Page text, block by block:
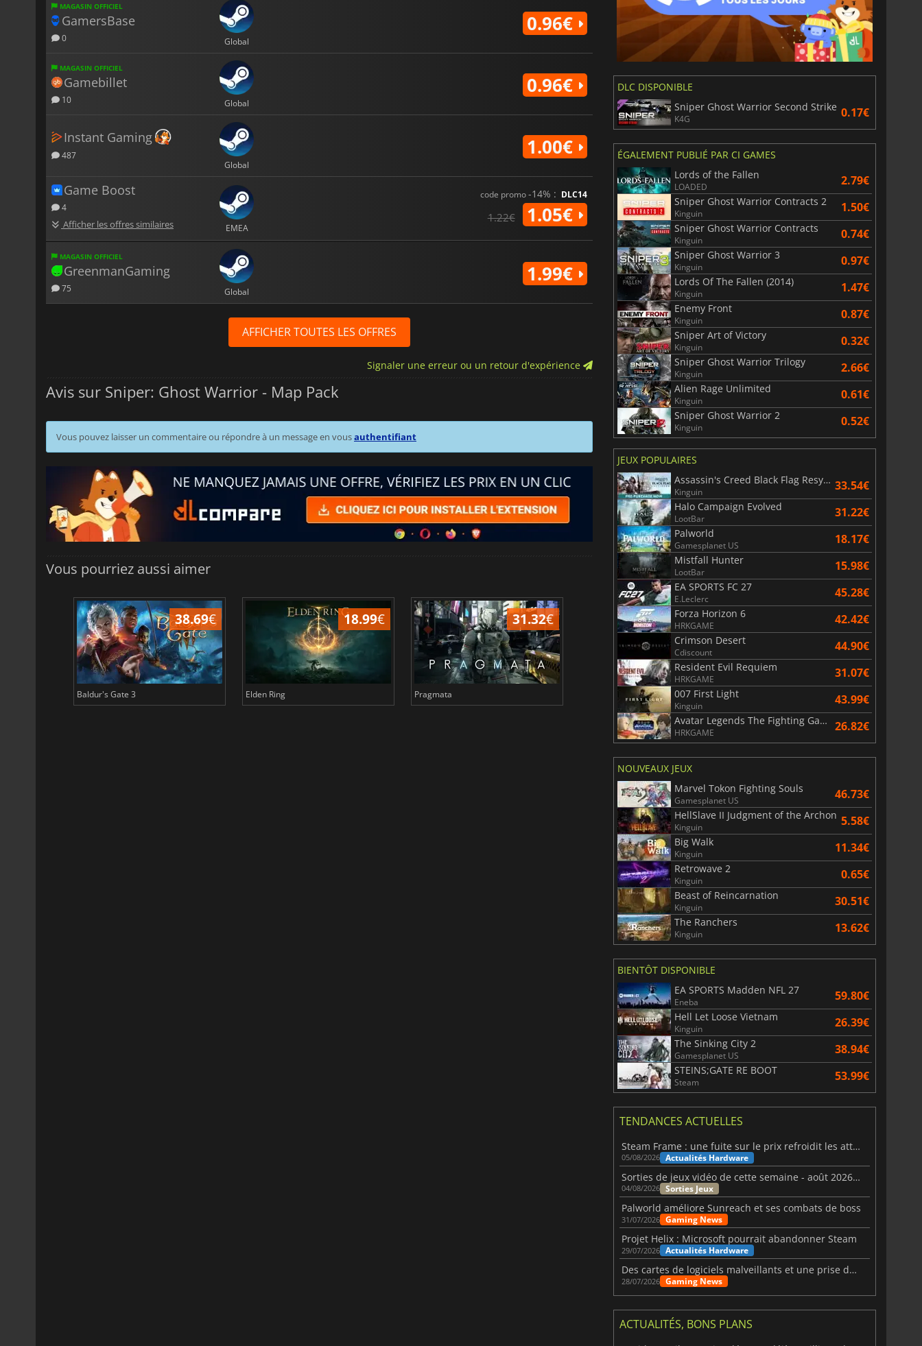
MAGASIN OFFICIEL
GamersBase
0 Global
0.96€
MAGASIN OFFICIEL
Gamebillet
10 Global
0.96€
Instant Gaming
487
Global
1.00€
Game Boost
4
Afficher les offres similaires EMEA
code promo-14% : DLC14
1.22€ 1.05€
MAGASIN OFFICIEL
GreenmanGaming
75 Global
1.99€
AFFICHER TOUTES LES OFFRES
Signaler une erreur ou un retour d'expérience
Avis sur Sniper: Ghost Warrior - Map Pack
Vous pouvez laisser un commentaire ou répondre à un message en vousauthentifiant
Vous pourriez aussi aimer
38.69€
Baldur's Gate 3
18.99€
Elden Ring
31.32€
Pragmata
6.76€
Total War WARHAMMER 3
15.48
DLC DISPONIBLE
Sniper Ghost Warrior Second Strike
K4G 0.17€
ÉGALEMENT PUBLIÉ PAR CI GAMES
Lords of the Fallen
LOADED 2.79€
Sniper Ghost Warrior Contracts 2
Kinguin 1.50€
Sniper Ghost Warrior Contracts
Kinguin 0.74€
Sniper Ghost Warrior 3
Kinguin 0.97€
Lords Of The Fallen (2014)
Kinguin 1.47€
Enemy Front
Kinguin 0.87€
Sniper Art of Victory
Kinguin 0.32€
Sniper Ghost Warrior Trilogy
Kinguin 2.66€
Alien Rage Unlimited
Kinguin 0.61€
Sniper Ghost Warrior 2
Kinguin 0.52€
JEUX POPULAIRES
Assassin's Creed Black Flag Resynced
Kinguin 33.54€
Halo Campaign Evolved
LootBar 31.22€
Palworld
Gamesplanet US 18.17€
Mistfall Hunter
LootBar 15.98€
EA SPORTS FC 27
E.Leclerc 45.28€
Forza Horizon 6
HRKGAME 42.42€
Crimson Desert
Cdiscount 44.90€
Resident Evil Requiem
HRKGAME 31.07€
007 First Light
Kinguin 43.99€
Avatar Legends The Fighting Game
HRKGAME 26.82€
NOUVEAUX JEUX
Marvel Tokon Fighting Souls
Gamesplanet US 46.73€
HellSlave II Judgment of the Archon
Kinguin 5.58€
Big Walk
Kinguin 11.34€
Retrowave 2
Kinguin 0.65€
Beast of Reincarnation
Kinguin 30.51€
The Ranchers
Kinguin 13.62€
BIENTÔT DISPONIBLE
EA SPORTS Madden NFL 27
Eneba 59.80€
Hell Let Loose Vietnam
Kinguin 26.39€
The Sinking City 2
Gamesplanet US 38.94€
STEINS;GATE RE BOOT
Steam 53.99€
TENDANCES ACTUELLES
Steam Frame : une fuite sur le prix refroidit les attentes VR
05/08/2026 Actualités Hardware
Sorties de jeux vidéo de cette semaine - août 2026 (semaine 32)
04/08/2026 Sorties Jeux
Palworld améliore Sunreach et ses combats de boss
31/07/2026 Gaming News
Projet Helix : Microsoft pourrait abandonner Steam
29/07/2026 Actualités Hardware
Des cartes de logiciels malveillants et une prise de contrôle de Discord ont touché Meccha Chameleon
28/07/2026 Gaming News
ACTUALITÉS, BONS PLANS